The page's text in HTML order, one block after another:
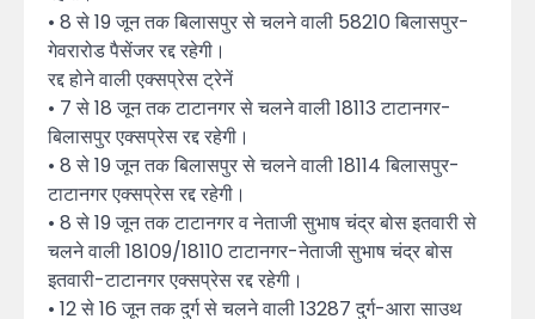
• 8 से 19 जून तक बिलासपुर से चलने वाली 58210 बिलासपुर-
गेवरारोड पैसेंजर रद्द रहेगी।
रद्द होने वाली एक्सप्रेस ट्रेनें
• 7 से 18 जून तक टाटानगर से चलने वाली 18113 टाटानगर-
बिलासपुर एक्सप्रेस रद्द रहेगी।
• 8 से 19 जून तक बिलासपुर से चलने वाली 18114 बिलासपुर-
टाटानगर एक्सप्रेस रद्द रहेगी।
• 8 से 19 जून तक टाटानगर व नेताजी सुभाष चंद्र बोस इतवारी से
चलने वाली 18109/18110 टाटानगर-नेताजी सुभाष चंद्र बोस
इतवारी-टाटानगर एक्सप्रेस रद्द रहेगी।
• 12 से 16 जून तक दुर्ग से चलने वाली 13287 दुर्ग-आरा साउथ